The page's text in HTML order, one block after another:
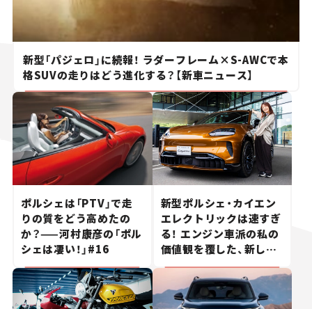
新型「パジェロ」に続報！ ラダーフレーム×S-AWCで本
格SUVの走りはどう進化する？【新車ニュース】
ポルシェは「PTV」で走
りの質をどう高めたの
か？——河村康彦の「ポル
シェは凄い！」#16
新型ポルシェ・カイエン
エレクトリックは速すぎ
る！ エンジン車派の私の
価値観を覆した、新しい
ポルシェの走り。